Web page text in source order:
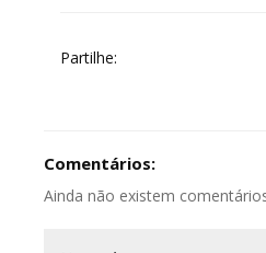
Partilhe:
Comentários:
Ainda não existem